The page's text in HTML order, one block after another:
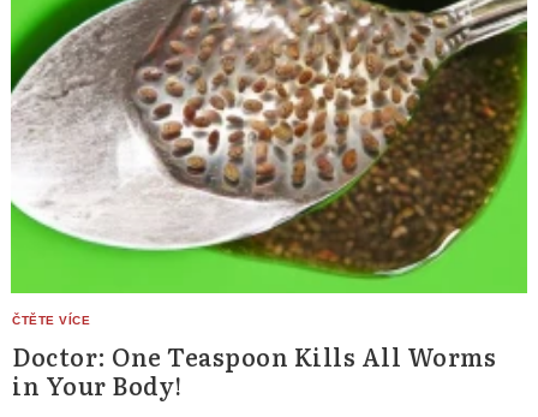
Doctor: One Teaspoon Kills All Worms
in Your Body!